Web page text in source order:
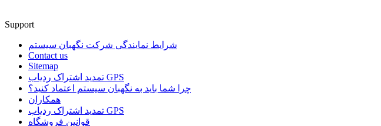
Support
شرایط نمایندگی شرکت نگهبان سیستم
Contact us
Sitemap
تمدید اشتراک ردیاب GPS
چرا شما باید به نگهبان سیستم اعتماد کنید؟
همکاران
تمدید اشتراک ردیاب GPS
قوانین فروشگاه